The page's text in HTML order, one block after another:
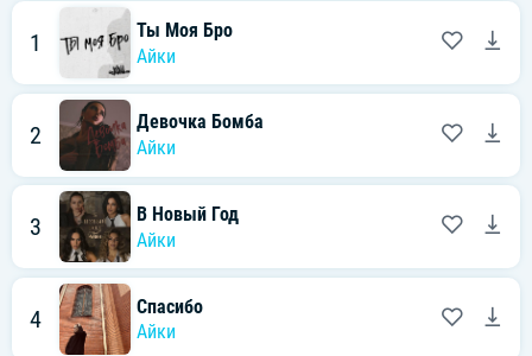
1
Ты Моя Бро
Айки
2
Девочка Бомба
Айки
3
В Новый Год
Айки
4
Спасибо
Айки